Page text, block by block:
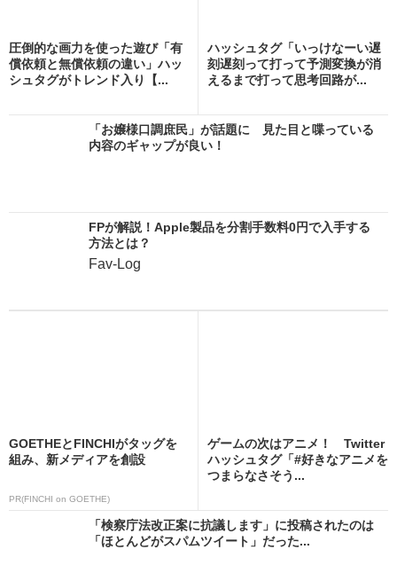
圧倒的な画力を使った遊び「有
償依頼と無償依頼の違い」ハッ
シュタグがトレンド入り【...
ハッシュタグ「いっけなーい遅
刻遅刻って打って予測変換が消
えるまで打って思考回路が...
「お嬢様口調庶民」が話題に 見た目と喋っている
内容のギャップが良い！
FPが解説！Apple製品を分割手数料0円で入手する
方法とは？
Fav-Log
GOETHEとFINCHIがタッグを
組み、新メディアを創設
PR(FINCHI on GOETHE)
ゲームの次はアニメ！ Twitter
ハッシュタグ「#好きなアニメを
つまらなさそう...
「検察庁法改正案に抗議します」に投稿されたのは
「ほとんどがスパムツイート」だった...